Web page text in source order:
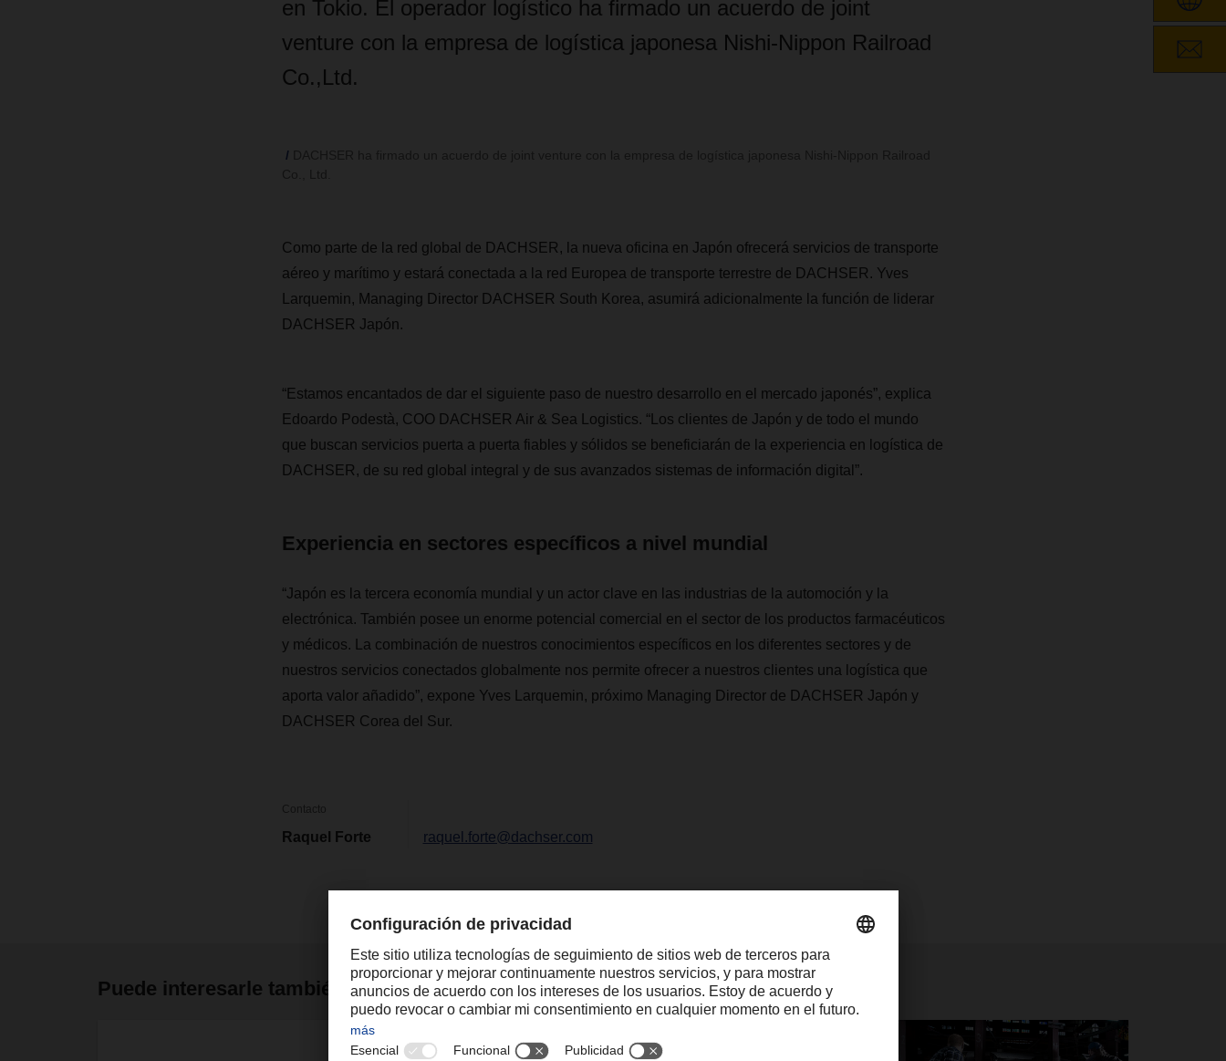
en Tokio. El operador logístico ha firmado un acuerdo de joint
venture con la empresa de logística japonesa Nishi-Nippon Railroad
Co.,Ltd.
Como parte de la red global de DACHSER, la nueva oficina en Japón ofrecerá servicios de transporte
aéreo y marítimo y estará conectada a la red Europea de transporte terrestre de DACHSER. Yves
Larquemin, Managing Director DACHSER South Korea, asumirá adicionalmente la función de liderar
DACHSER Japón.
“Estamos encantados de dar el siguiente paso de nuestro desarrollo en el mercado japonés”, explica
Edoardo Podestà, COO DACHSER Air & Sea Logistics. “Los clientes de Japón y de todo el mundo
que buscan servicios puerta a puerta fiables y sólidos se beneficiarán de la experiencia en logística de
DACHSER, de su red global integral y de sus avanzados sistemas de información digital”.
Experiencia en sectores específicos a nivel mundial
“Japón es la tercera economía mundial y un actor clave en las industrias de la automoción y la
electrónica. También posee un enorme potencial comercial en el sector de los productos farmacéuticos
y médicos. La combinación de nuestros conocimientos específicos en los diferentes sectores y de
nuestros servicios conectados globalmente nos permite ofrecer a nuestros clientes una logística que
aporta valor añadido”, expone Yves Larquemin, próximo Managing Director de DACHSER Japón y
DACHSER Corea del Sur.
Contacto
Raquel Forte raquel.forte@dachser.com
Puede interesarle también